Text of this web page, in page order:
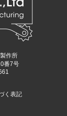
作所
番7号
く表記